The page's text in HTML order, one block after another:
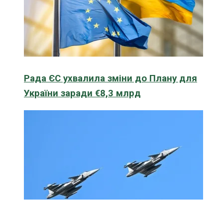
Рада ЄС ухвалила зміни до Плану для
України заради €8,3 млрд